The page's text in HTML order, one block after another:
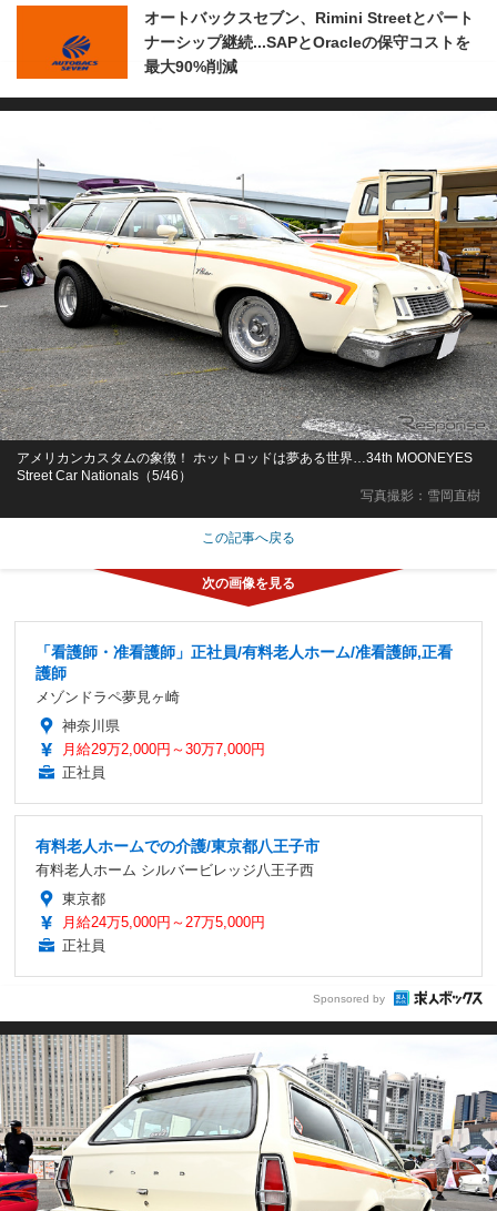
オートバックスセブン、Rimini Streetとパート
ナーシップ継続...SAPとOracleの保守コストを
最大90%削減
写真撮影：雪岡直樹
アメリカンカスタムの象徴！ ホットロッドは夢ある世界…34th MOONEYES
Street Car Nationals（5/46）
この記事へ戻る
「看護師・准看護師」正社員/有料老人ホーム/准看護師,正看
護師
メゾンドラペ夢見ヶ崎
神奈川県
月給29万2,000円～30万7,000円
正社員
有料老人ホームでの介護/東京都八王子市
有料老人ホーム シルバービレッジ八王子西
東京都
月給24万5,000円～27万5,000円
正社員
Sponsored by